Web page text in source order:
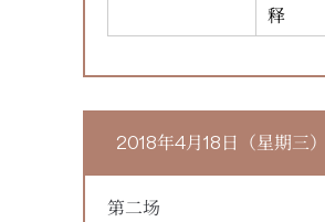
释
2018年4月18日（星期三）
第二场